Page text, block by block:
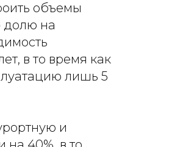
объемы
долю на
в то время как
лишь 5
и